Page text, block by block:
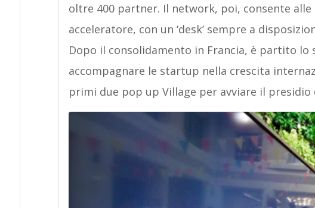
oltre 400 partner. Il network, poi, consente
acceleratore, con un ‘desk’ sempre a
Dopo il consolidamento in Francia, è partito
accompagnare le startup nella crescita
primi due pop up Village per avviare il